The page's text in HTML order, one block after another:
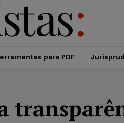
para PDF